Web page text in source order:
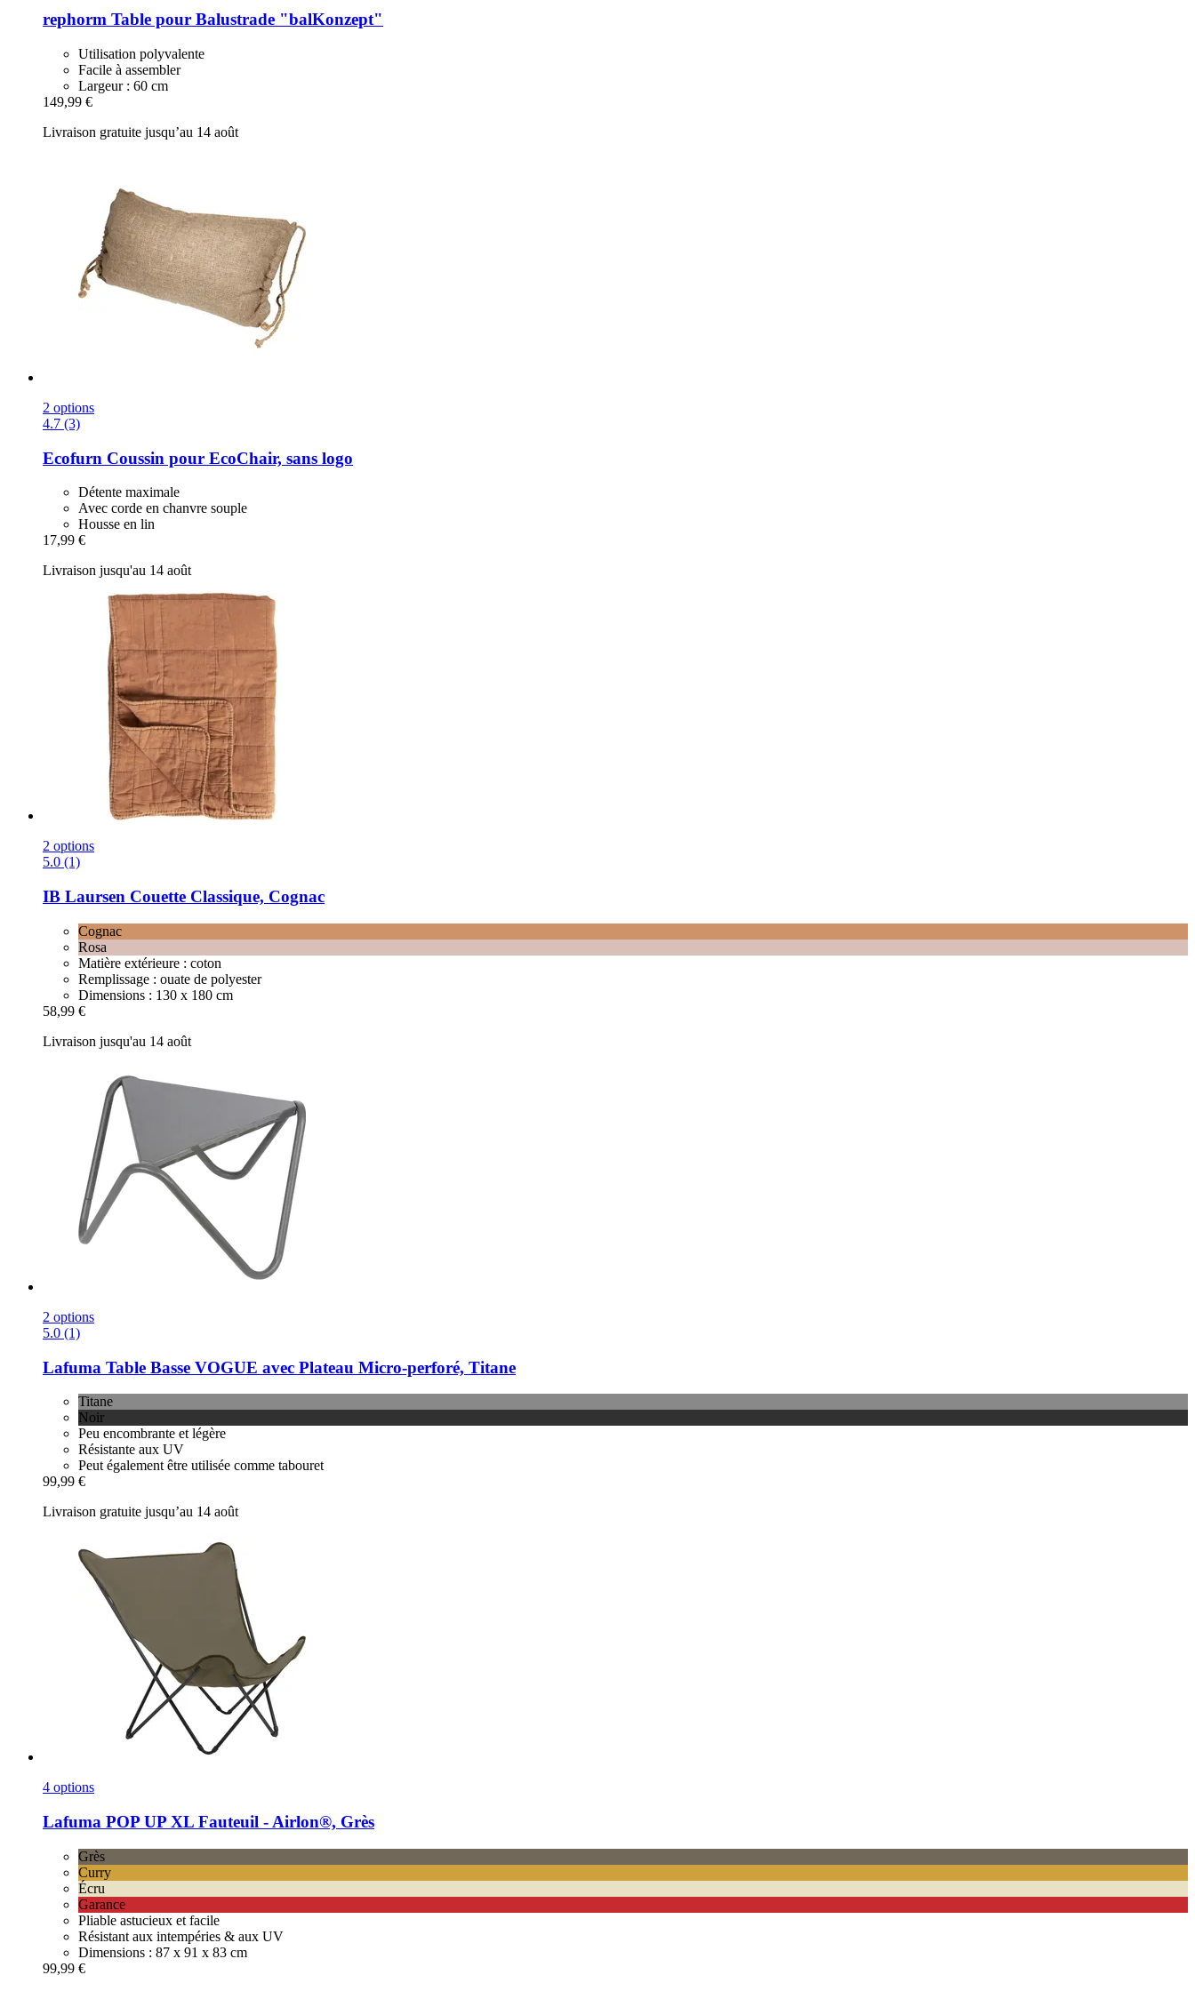
rephorm Table pour Balustrade "balKonzept"
Utilisation polyvalente
Facile à assembler
Largeur : 60 cm
149,99 €
Livraison gratuite jusqu’au 14 août
2 options
4.7 (3)
Ecofurn Coussin pour EcoChair, sans logo
Détente maximale
Avec corde en chanvre souple
Housse en lin
17,99 €
Livraison jusqu'au 14 août
2 options
5.0 (1)
IB Laursen Couette Classique, Cognac
Cognac
Rosa
Matière extérieure : coton
Remplissage : ouate de polyester
Dimensions : 130 x 180 cm
58,99 €
Livraison jusqu'au 14 août
2 options
5.0 (1)
Lafuma Table Basse VOGUE avec Plateau Micro-​perforé, Titane
Titane
Noir
Peu encombrante et légère
Résistante aux UV
Peut également être utilisée comme tabouret
99,99 €
Livraison gratuite jusqu’au 14 août
4 options
Lafuma POP UP XL Fauteuil -​ Airlon®, Grès
Grès
Curry
Écru
Garance
Pliable astucieux et facile
Résistant aux intempéries & aux UV
Dimensions : 87 x 91 x 83 cm
99,99 €